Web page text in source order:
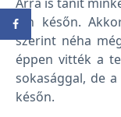
jön későn.
szerint néha
éppen vitték a
sokasággal, de
későn.